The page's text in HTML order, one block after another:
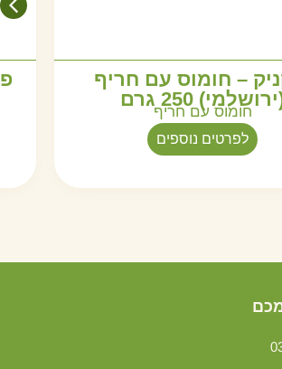
– חומוס עם חריף
250 גרם
חומוס עם חריף
לפרטים נוספים